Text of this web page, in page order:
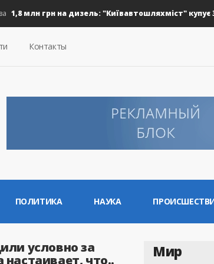
млн грн на дизель: "Київавтошляхміст" купує 30
Контакты
ПОЛИТИКА НАУКА
условно за
что..
Мир